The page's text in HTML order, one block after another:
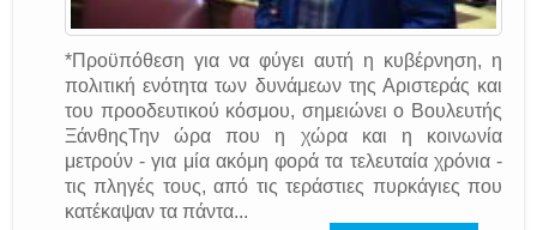
*Προϋπόθεση για να φύγει αυτή η κυβέρνηση, η
πολιτική ενότητα των δυνάμεων της Αριστεράς και
του προοδευτικού κόσμου, σημειώνει ο Βουλευτής
ΞάνθηςΤην ώρα που η χώρα και η κοινωνία
μετρούν - για μία ακόμη φορά τα τελευταία χρόνια -
τις πληγές τους, από τις τεράστιες πυρκάγιες που
κατέκαψαν τα πάντα...